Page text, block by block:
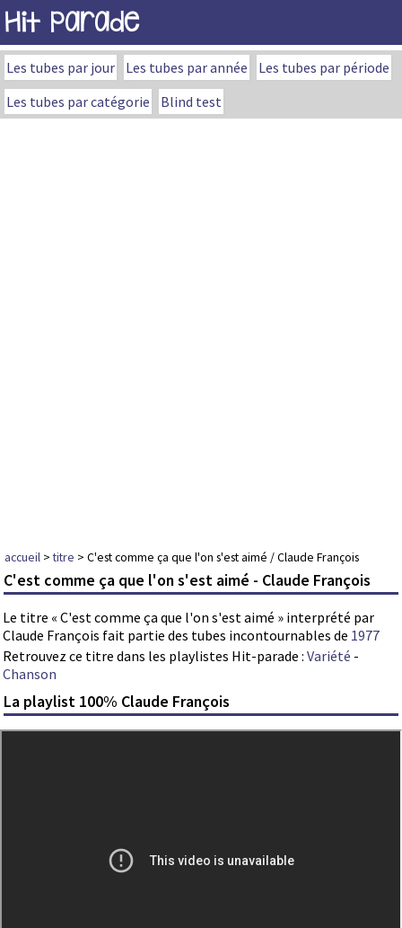
Hit Parade
Les tubes par jour Les tubes par année
Les tubes par période
Les tubes par catégorie
Blind test
accueil >titre > C'est comme ça que l'on s'est aimé / Claude François
C'est comme ça que l'on s'est aimé - Claude François
Le titre « C'est comme ça que l'on s'est aimé » interprété par
Claude François fait partie des tubes incontournables de 1977
Retrouvez ce titre dans les playlistes Hit-parade : Variété -
Chanson
La playlist 100% Claude François